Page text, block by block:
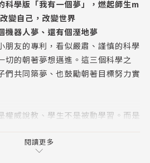
科學版「我有一個夢」，燃起師生m
變自己，改變世界
機器人夢、還有個溼地夢
朋友的專利，看似嚴肅、謹慎的科學
切的朝著夢想邁進。這三個科學之
們共同築夢、也鼓勵朝著目標努力實
權威說教、學生不是被動學習。而是
代！百變智慧機器人
閱讀更多